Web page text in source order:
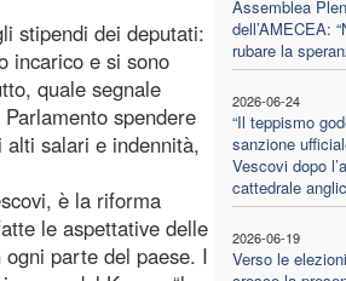
Assemblea
dell’AMECEA:
rubare la
2026-06-24
“Il teppismo
sanzione
Vescovi dopo
cattedrale
2026-06-19
Verso le
stipendi dei deputati:
incarico e si sono
quale segnale
spendere
salari e indennità,
è la riforma
le aspettative delle
parte del paese. I